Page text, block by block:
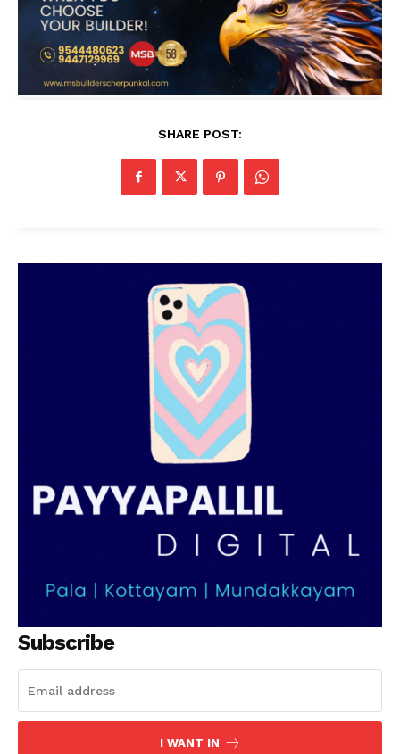
SHARE POST:
Subscribe
I WANT IN